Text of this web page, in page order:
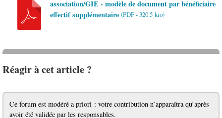
association/GIE - modèle de document par bénéficiaire
effectif supplémentaire (PDF-320.5 kio)
Réagir à cet article ?
Ce forum est modéré a priori : votre contribution n’apparaîtra qu’après
avoir été validée par les responsables.